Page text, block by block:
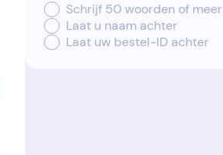
Schrijf 50 woorden of meer
Laat u naam achter
Laat uw bestel-ID achter